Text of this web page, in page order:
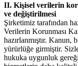
II. Kişisel verilerin
ve değiştirilmesi
Şirketimiz tarafından
Verilerin Korunması
hazırlanmıştır.
yürürlüğe girmiştir.
hukuka uygunluk